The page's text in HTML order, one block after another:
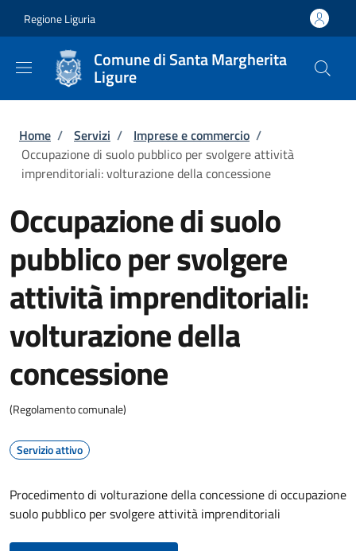
Regione Liguria
Comune di Santa Margherita
Ligure
Briciole di pane
Home / Servizi / Imprese e commercio /
Occupazione di suolo pubblico per svolgere attività
imprenditoriali: volturazione della concessione
Occupazione di suolo
pubblico per svolgere
attività imprenditoriali:
volturazione della
concessione
(Regolamento comunale)
Servizio attivo
Procedimento di volturazione della concessione di occupazione
suolo pubblico per svolgere attività imprenditoriali